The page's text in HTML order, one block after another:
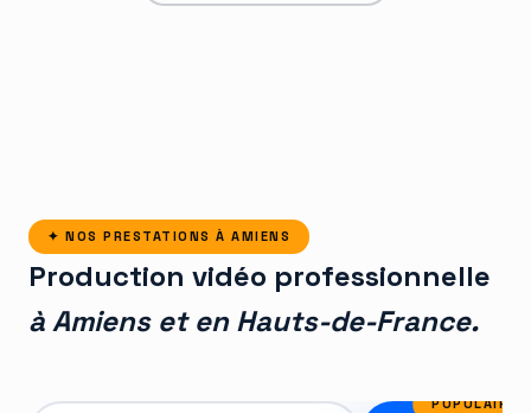
✦ NOS PRESTATIONS À AMIENS
Production vidéo professionnelle
à Amiens et en Hauts-de-France.
POPULAIRE